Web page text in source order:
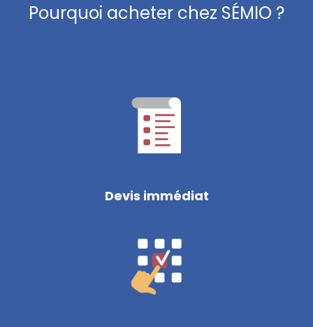
Pourquoi acheter chez SÉMIO ?
Devis immédiat